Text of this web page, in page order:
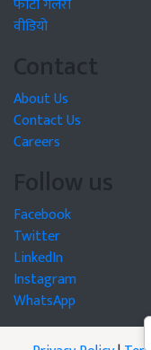
वीडियो
Contact
About Us
Contact Us
Careers
Follow us
Facebook
Twitter
LinkedIn
Instagram
WhatsApp